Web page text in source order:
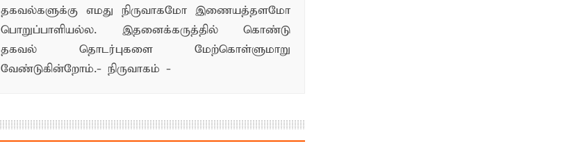
தகவல்களுக்கு எமது நிருவாகமோ இணையத்தளமோ
பொறுப்பாளியல்ல. இதனைக்கருத்தில் கொண்டு
தகவல் தொடர்புகளை மேற்கொள்ளுமாறு
வேண்டுகின்றோம்.- நிருவாகம் -